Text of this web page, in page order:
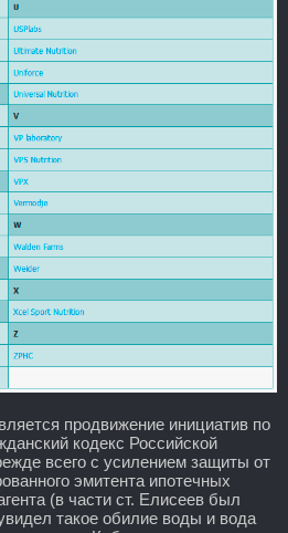
продвижение инициатив по
кодекс Российской
всего с усилением защиты от
эмитента ипотечных
(в части ст. Елисеев был
такое обилие воды и вода